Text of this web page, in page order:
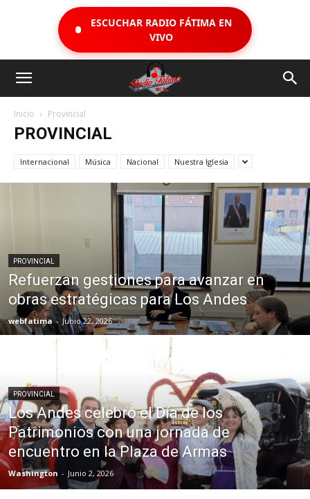
ESCUCHAR RADIO FÁTIMA EN
VIVO
Inicio Provincial
PROVINCIAL
Internacional Música Nacional Nuestra Iglesia
PROVINCIAL
Refuerzan gestiones para avanzar en
obras estratégicas para Los Andes
webfatima - Junio 22, 2026
PROVINCIAL
Los Andes celebró el Día de los
Patrimonios con una jornada de
encuentro en la Plaza de Armas
Washington - Junio 2, 2026